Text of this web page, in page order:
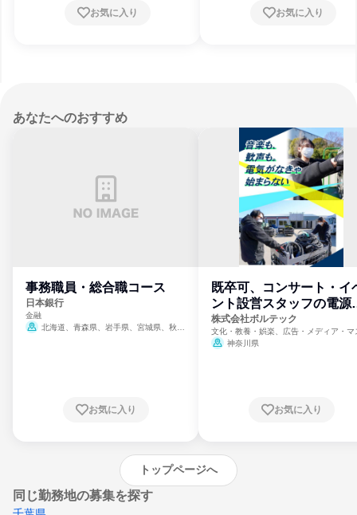
賀県、京都府、大阪府、兵庫県、奈良県、和
歌山県、鳥取県、島根県、岡山県、広島県、
お気に入り
賀県、京都府、大阪府、兵庫県、奈良
歌山県、鳥取県、島根県、岡山県、広
お気に入り
あなたへのおすすめ
事務職員・総合職コース
日本銀行
金融
北海道、青森県、岩手県、宮城県、秋田
崎県、熊本県、大分県、宮崎県、鹿児島県、
お気に入り
既卒可、コンサート・イ
ント設営スタッフの電源
門
株式会社ボルテック
文化・教養・娯楽、広告・メディア・マ
ミ、電力・ガス・水道・エネルギー
神奈川県
お気に入り
トップページへ
同じ勤務地の募集を探す